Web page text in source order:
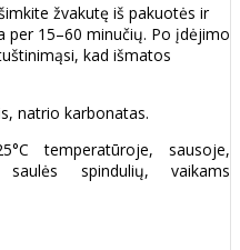
žvakutę iš pakuotės ir
per 15–60 minučių. Po įdėjimo
kad išmatos
natrio karbonatas.
temperatūroje, sausoje,
spindulių, vaikams